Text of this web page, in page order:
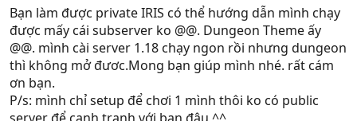
Bạn làm được private IRIS có thể hướng dẫn mình chạy
được mấy cái subserver ko @@. Dungeon Theme ấy
@@. mình cài server 1.18 chạy ngon rồi nhưng dungeon
thì không mở đươc.Mong bạn giúp mình nhé. rất cám
ơn bạn.
P/s: mình chỉ setup để chơi 1 mình thôi ko có public